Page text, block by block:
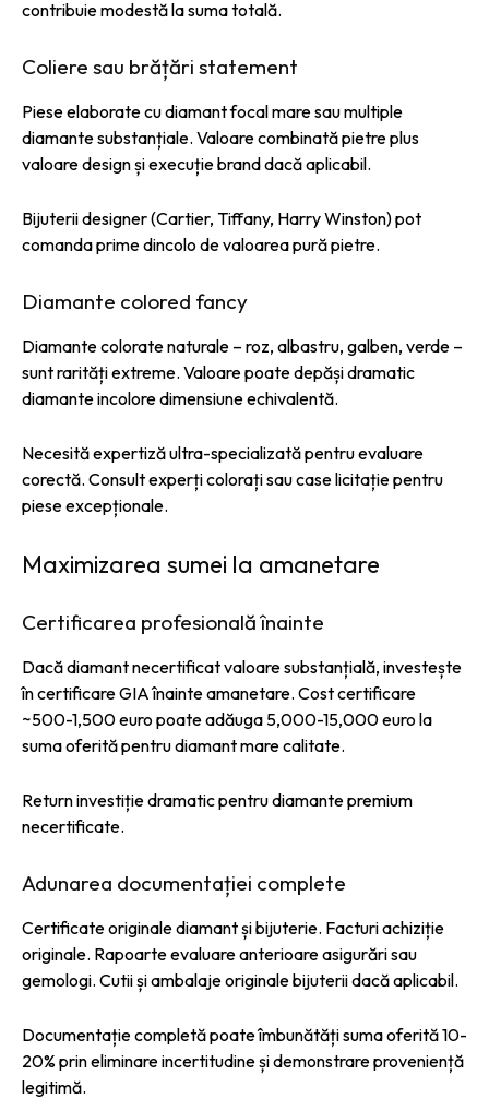
contribuie modestă la suma totală.
Coliere sau brățări statement
Piese elaborate cu diamant focal mare sau multiple
diamante substanțiale. Valoare combinată pietre plus
valoare design și execuție brand dacă aplicabil.
Bijuterii designer (Cartier, Tiffany, Harry Winston) pot
comanda prime dincolo de valoarea pură pietre.
Diamante colored fancy
Diamante colorate naturale – roz, albastru, galben, verde –
sunt rarități extreme. Valoare poate depăși dramatic
diamante incolore dimensiune echivalentă.
Necesită expertiză ultra-specializată pentru evaluare
corectă. Consult experți colorați sau case licitație pentru
piese excepționale.
Maximizarea sumei la amanetare
Certificarea profesională înainte
Dacă diamant necertificat valoare substanțială, investește
în certificare GIA înainte amanetare. Cost certificare
~500-1,500 euro poate adăuga 5,000-15,000 euro la
suma oferită pentru diamant mare calitate.
Return investiție dramatic pentru diamante premium
necertificate.
Adunarea documentației complete
Certificate originale diamant și bijuterie. Facturi achiziție
originale. Rapoarte evaluare anterioare asigurări sau
gemologi. Cutii și ambalaje originale bijuterii dacă aplicabil.
Documentație completă poate îmbunătăți suma oferită 10-
20% prin eliminare incertitudine și demonstrare proveniență
legitimă.